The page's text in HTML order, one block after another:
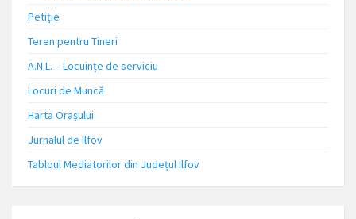
Petiție
Teren pentru Tineri
A.N.L. – Locuinţe de serviciu
Locuri de Muncă
Harta Orașului
Jurnalul de Ilfov
Tabloul Mediatorilor din Județul Ilfov